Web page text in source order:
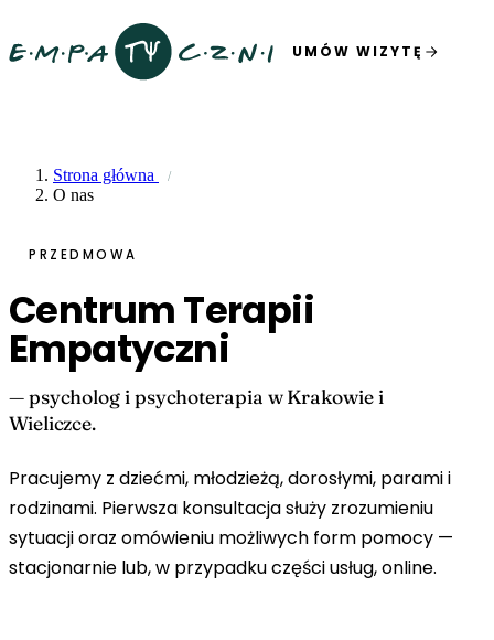
UMÓW WIZYTĘ
Strona główna
O nas
PRZEDMOWA
Centrum Terapii
Empatyczni
— psycholog i psychoterapia w Krakowie i
Wieliczce.
Pracujemy z dziećmi, młodzieżą, dorosłymi, parami i
rodzinami. Pierwsza konsultacja służy zrozumieniu
sytuacji oraz omówieniu możliwych form pomocy —
stacjonarnie lub, w przypadku części usług, online.